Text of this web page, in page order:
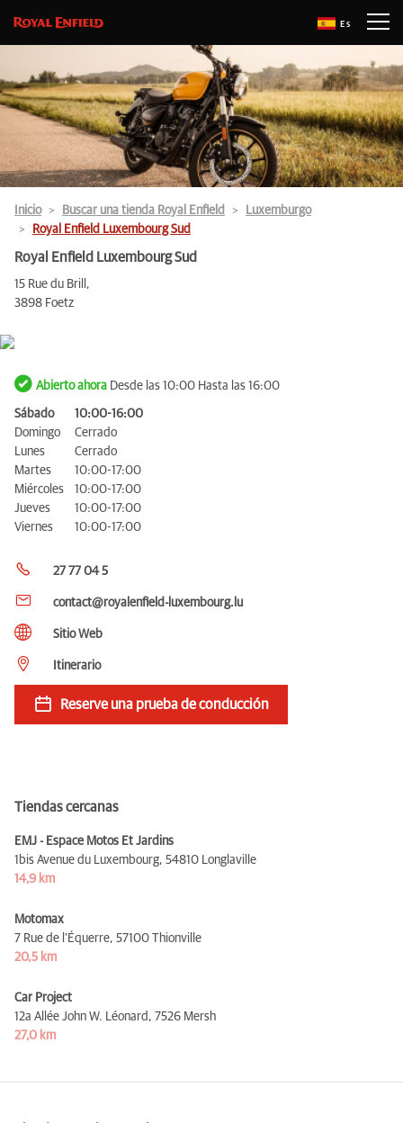
Es
Inicio Buscar una tienda Royal Enfield
Luxemburgo
Royal Enfield Luxembourg Sud
Royal Enfield Luxembourg Sud
15 Rue du Brill,
3898 Foetz
Abierto ahora Desde las 10:00 Hasta las 16:00
Sábado
10:00-16:00
Domingo
Cerrado
Lunes
Cerrado
Martes
10:00-17:00
Miércoles
10:00-17:00
Jueves
10:00-17:00
Viernes
10:00-17:00
27 77 04 5
contact@royalenfield-luxembourg.lu
Sitio Web
Itinerario
Reserve una prueba de conducción
Tiendas cercanas
EMJ - Espace Motos Et Jardins
1bis Avenue du Luxembourg, 54810 Longlaville
14,9 km
Motomax
7 Rue de l'Équerre, 57100 Thionville
20,5 km
Car Project
12a Allée John W. Léonard, 7526 Mersh
27,0 km